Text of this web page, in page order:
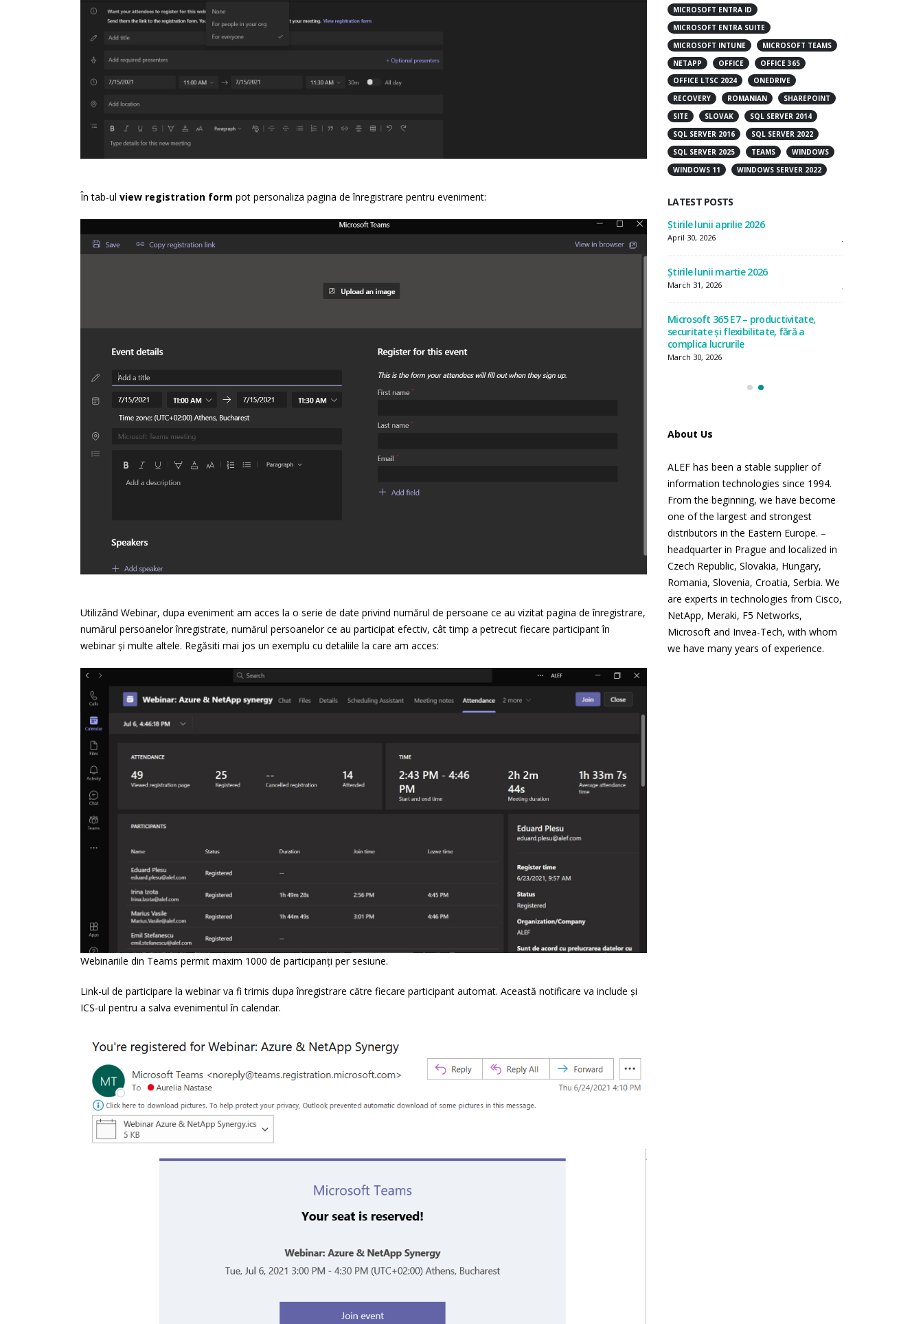
În tab-ul view registration form pot personaliza pagina de înregistrare pentru eveniment:
Utilizând Webinar, dupa eveniment am acces la o serie de date privind numărul de persoane ce au vizitat pagina de înregistrare,
numărul persoanelor înregistrate, numărul persoanelor ce au participat efectiv, cât timp a petrecut fiecare participant în
webinar și multe altele. Regăsiti mai jos un exemplu cu detaliile la care am acces:
Webinariile din Teams permit maxim 1000 de participanți per sesiune.
Link-ul de participare la webinar va fi trimis dupa înregistrare către fiecare participant automat. Această notificare va include și
ICS-ul pentru a salva evenimentul în calendar.
MICROSOFT ENTRA ID
MICROSOFT ENTRA SUITE
MICROSOFT INTUNE
MICROSOFT TEAMS
NETAPP
OFFICE
OFFICE 365
OFFICE LTSC 2024
ONEDRIVE
RECOVERY
ROMANIAN
SHAREPOINT
SITE
SLOVAK
SQL SERVER 2014
SQL SERVER 2016
SQL SERVER 2022
SQL SERVER 2025
TEAMS
WINDOWS
WINDOWS 11
WINDOWS SERVER 2022
LATEST POSTS
July 31, 2026
Știrile lunii aprilie 2026
April 30, 2026
March 31, 2026
securitate și flexibilitate, fără a
July 31, 2026
Știrile lunii aprilie 2026
April 30, 2026
Știrile lunii martie 2026
March 31, 2026
Microsoft 365 E7 – productivitate,
securitate și flexibilitate, fără a
complica lucrurile
March 30, 2026
About Us
ALEF has been a stable supplier of
information technologies since 1994.
From the beginning, we have become
one of the largest and strongest
distributors in the Eastern Europe. –
headquarter in Prague and localized in
Czech Republic, Slovakia, Hungary,
Romania, Slovenia, Croatia, Serbia. We
are experts in technologies from Cisco,
NetApp, Meraki, F5 Networks,
Microsoft and Invea-Tech, with whom
we have many years of experience.